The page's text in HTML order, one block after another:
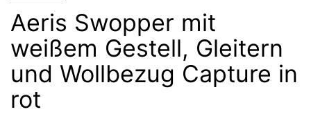
Aeris Swopper mit
weißem Gestell, Gleitern
und Wollbezug Capture in
rot